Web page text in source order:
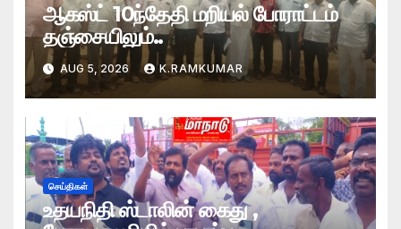
ஆகஸ்ட் 10ந்தேதி மறியல் போராட்டம்
தஞ்சையிலும்..
AUG 5, 2026 K.RAMKUMAR
செய்திகள்
உதயநிதி ஸ்டாலின் கைது ,